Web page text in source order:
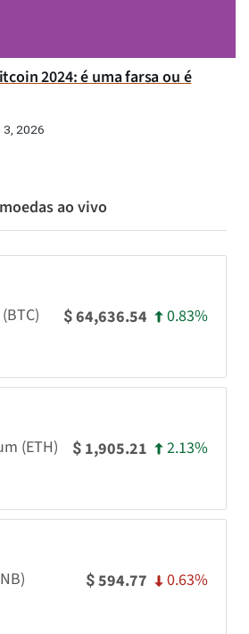
2024: é uma farsa ou é
2026
ao vivo
$64,636.54 0.83%
(ETH) $ 1,905.21 2.13%
$594.77 0.63%